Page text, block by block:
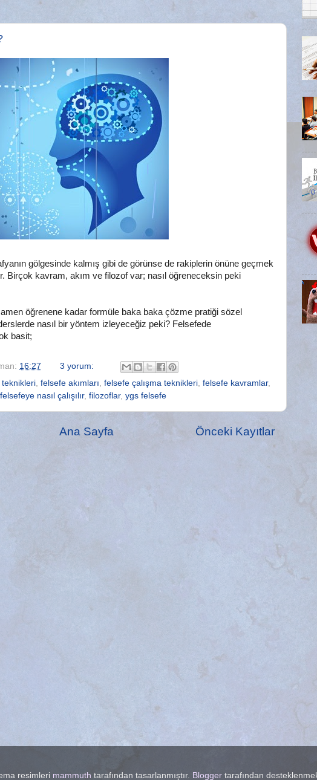
gölgesinde kalmış gibi de görünse de rakiplerin önüne geçmek
Birçok kavram, akım ve filozof var; nasıl öğreneceksin peki
öğrenene kadar formüle baka baka çözme pratiği sözel
nasıl bir yöntem izleyeceğiz peki? Felsefede
basit;
16:27
3 yorum:
teknikleri, felsefe akımları, felsefe çalışma teknikleri, felsefe kavramlar,
felsefeye nasıl çalışılır, filozoflar, ygs felsefe
Önceki Kayıtlar
Ana Sayfa
resimleri mammuth tarafından tasarlanmıştır. Blogger tarafından